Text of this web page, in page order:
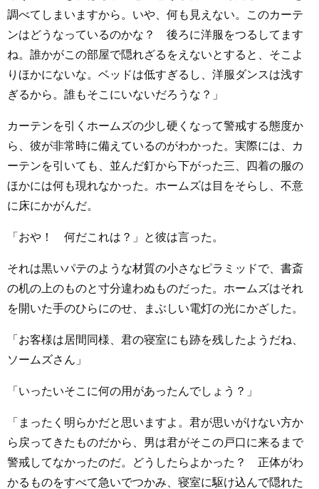
調べてしまいますから。いや、何も見えない。このカーテ
ンはどうなっているのかな？ 後ろに洋服をつるしてます
ね。誰かがこの部屋で隠れざるをえないとすると、そこよ
りほかにないな。ベッドは低すぎるし、洋服ダンスは浅す
ぎるから。誰もそこにいないだろうな？」
カーテンを引くホームズの少し硬くなって警戒する態度か
ら、彼が非常時に備えているのがわかった。実際には、カ
ーテンを引いても、並んだ釘から下がった三、四着の服の
ほかには何も現れなかった。ホームズは目をそらし、不意
に床にかがんだ。
「おや！ 何だこれは？」と彼は言った。
それは黒いパテのような材質の小さなピラミッドで、書斎
の机の上のものと寸分違わぬものだった。ホームズはそれ
を開いた手のひらにのせ、まぶしい電灯の光にかざした。
「お客様は居間同様、君の寝室にも跡を残したようだね、
ソームズさん」
「いったいそこに何の用があったんでしょう？」
「まったく明らかだと思いますよ。君が思いがけない方か
ら戻ってきたものだから、男は君がそこの戸口に来るまで
警戒してなかったのだ。どうしたらよかった？ 正体がわ
かるものをすべて急いでつかみ、寝室に駆け込んで隠れた